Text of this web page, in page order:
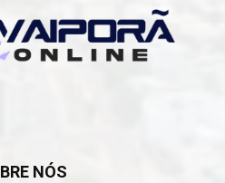
NÓS